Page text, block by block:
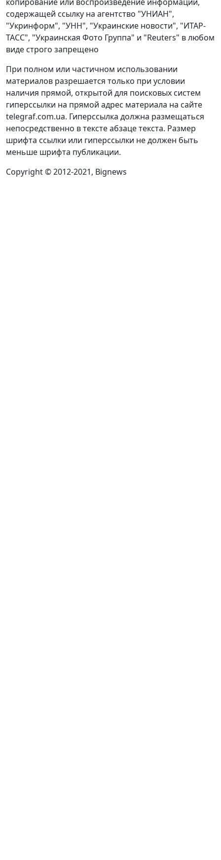
содержащей ссылку на агентство "УНИАН",
"Укринформ", "УНН", "Украинские новости", "ИТАР-
ТАСС", "Украинская Фото Группа" и "Reuters" в любом
виде строго запрещено
При полном или частичном использовании
материалов разрешается только при условии
наличия прямой, открытой для поисковых систем
гиперссылки на прямой адрес материала на сайте
telegraf.com.ua. Гиперссылка должна размещаться
непосредственно в тексте абзаце текста. Размер
шрифта ссылки или гиперссылки не должен быть
меньше шрифта публикации.
Copyright © 2012-2021, Bignews